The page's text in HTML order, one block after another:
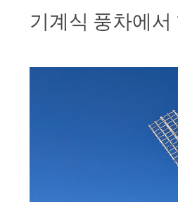
기계식 풍차에